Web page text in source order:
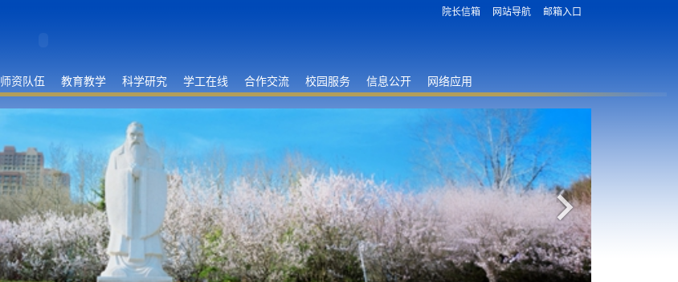
院长信箱 网站导航 邮箱入口
师资队伍 教育教学 科学研究 学工在线 合作交流 校园服务 信息公开 网络应用